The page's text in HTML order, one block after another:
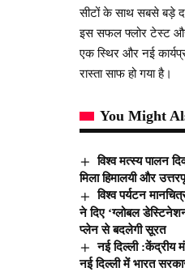
सीटों के साथ सबसे बड़े
इस सफल फ्लोर टेस्ट और
एक स्थिर और नई
रास्ता साफ हो गया है।
You Might
विश्व मत्स्य पालन
मिला हिमालयी और
विश्व पर्यटन
ने दिए ‘ग्लोबल
प्लेन से बदलेगी सूरत
नई दिल्ली :केंद्रीय
नई दिल्ली में भारत